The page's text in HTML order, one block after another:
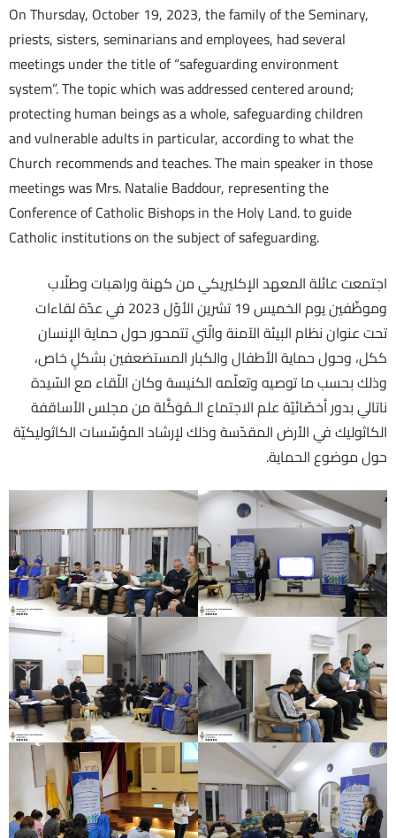
On Thursday, October 19, 2023, the family of the Seminary,
priests, sisters, seminarians and employees, had several
meetings under the title of “safeguarding environment
system”. The topic which was addressed centered around;
protecting human beings as a whole, safeguarding children
and vulnerable adults in particular, according to what the
Church recommends and teaches. The main speaker in those
meetings was Mrs. Natalie Baddour, representing the
Conference of Catholic Bishops in the Holy Land. to guide
Catholic institutions on the subject of safeguarding.
اجتمعت عائلة المعهد الإكليريكي من كهنة وراهبات وطلّاب
وموظّفين يوم الخميس 19 تشرين الأوّل 2023 في عدّة لقاءات
تحت عنوان نظام البيئة الآمنة والّتي تتمحور حول حماية الإنسان
ككل، وحول حماية الأطفال والكبار المستضعفين بشكلٍ خاص،
وذلك بحسب ما توصيه وتعلّمه الكنيسة وكان اللّقاء مع السّيدة
ناتالي بدور أخصّائيّة علم الاجتماع الـمُوَكَّلة من مجلس الأساقفة
الكاثوليك في الأرض المقدّسة وذلك لإرشاد المؤسّسات الكاثوليكيّة
حول موضوع الحماية.